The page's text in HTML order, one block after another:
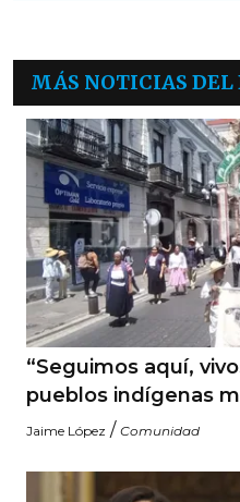
MÁS NOTICIAS DEL
“Seguimos aquí,
pueblos indígenas
Jaime López / Comunidad